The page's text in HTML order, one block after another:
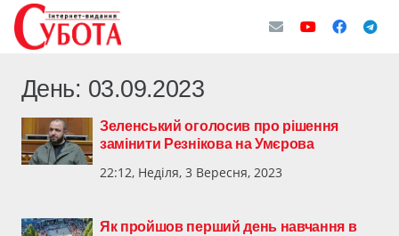
День: 03.09.2023
Зеленський оголосив про рішення
замінити Резнікова на Умєрова
22:12, Неділя, 3 Вересня, 2023
Як пройшов перший день навчання в